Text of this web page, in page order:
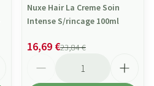
Nuxe Hair La Creme Soin
Intense S/rincage 100ml
23,84 €
16,69 €